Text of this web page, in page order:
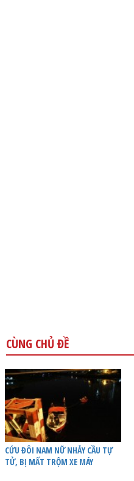
CÙNG CHỦ ĐỀ
CỨU ĐÔI NAM NỮ NHẢY CẦU TỰ
TỬ, BỊ MẤT TRỘM XE MÁY